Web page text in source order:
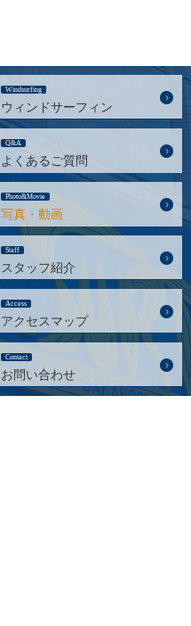
Windsurfing
ウィンドサーフィン
Q&A
よくあるご質問
Photo&Movie
写真・動画
Staff
スタッフ紹介
Access
アクセスマップ
Contact
お問い合わせ